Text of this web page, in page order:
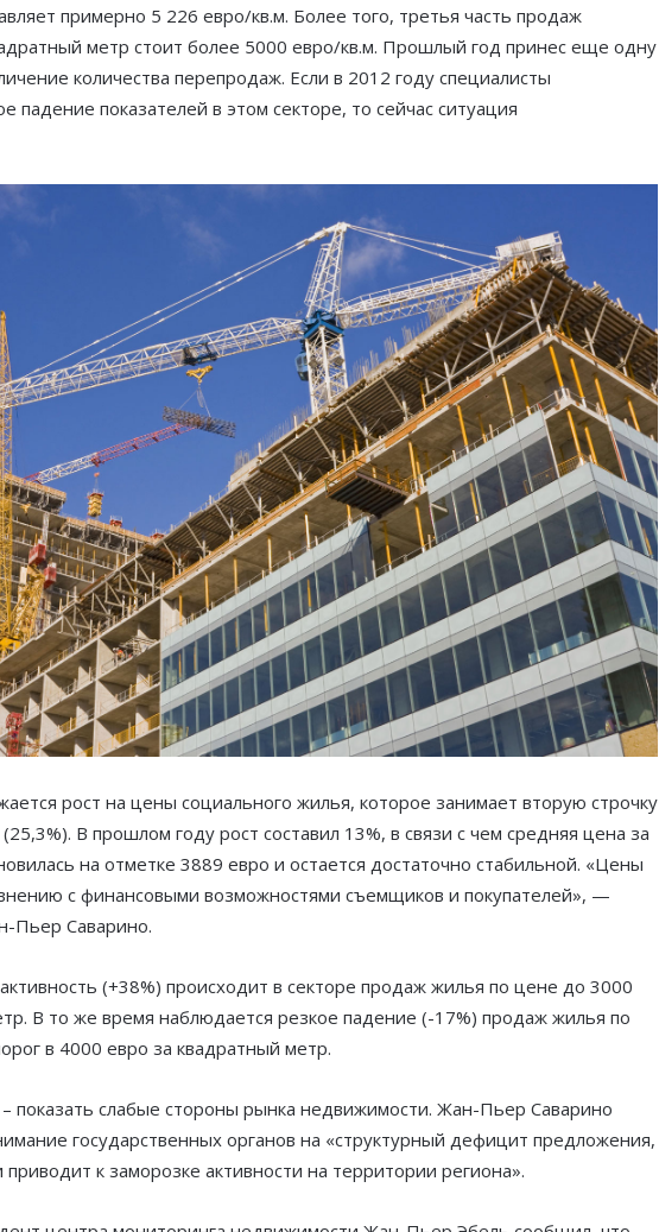
примерно 5 226 евро/кв.м. Более того, третья часть продаж
метр стоит более 5000 евро/кв.м. Прошлый год принес еще одну
количества перепродаж. Если в 2012 году специалисты
падение показателей в этом секторе, то сейчас ситуация
рост на цены социального жилья, которое занимает вторую строчку
В прошлом году рост составил 13%, в связи с чем средняя цена за
на отметке 3889 евро и остается достаточно стабильной. «Цены
с финансовыми возможностями съемщиков и покупателей», —
Пьер Саварино.
(+38%) происходит в секторе продаж жилья по цене до 3000
В то же время наблюдается резкое падение (-17%) продаж жилья по
в 4000 евро за квадратный метр.
показать слабые стороны рынка недвижимости. Жан-Пьер Саварино
государственных органов на «структурный дефицит предложения,
к заморозке активности на территории региона».